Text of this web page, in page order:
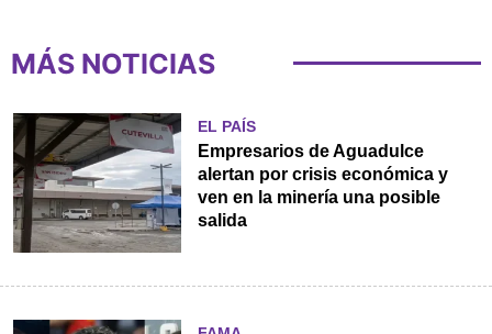
MÁS NOTICIAS
EL PAÍS
Empresarios de Aguadulce
alertan por crisis económica y
ven en la minería una posible
salida